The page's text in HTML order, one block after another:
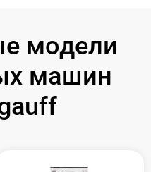
модели
машин